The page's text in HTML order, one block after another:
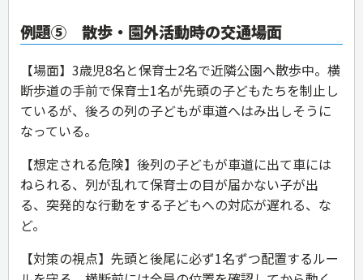
例題⑤ 散歩・園外活動時の交通場面
【場面】3歳児8名と保育士2名で近隣公園へ散歩中。横
断歩道の手前で保育士1名が先頭の子どもたちを制止し
ているが、後ろの列の子どもが車道へはみ出しそうに
なっている。
【想定される危険】後列の子どもが車道に出て車には
ねられる、列が乱れて保育士の目が届かない子が出
る、突発的な行動をする子どもへの対応が遅れる、な
ど。
【対策の視点】先頭と後尾に必ず1名ずつ配置するルー